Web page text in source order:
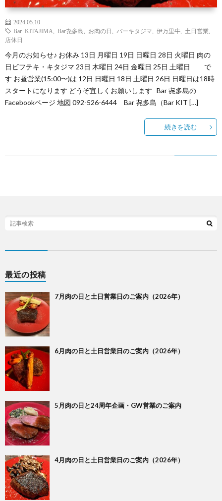
か
な
し
う
か
間
2024.05.10
Bar KITAJIMA
Bar㐂多島 お肉の日 バーキタジマ 伊万里牛 土日営業
店休日
今月のお知らせ♪ お休み 13日 月曜日 19日 日曜日 28日 火曜日 肉の
日ビフテキ・キタジマ 23日 木曜日 24日 金曜日 25日 土曜日 で
す お昼営業(15:00〜)は 12日 日曜日 18日 土曜日 26日 日曜日は18時
スタートになります どうぞ宜しくお願いします Bar 㐂多島の
Facebookページ 地図 092-526-6444 Bar 㐂多島（Bar KIT […]
続きを読む
最近の投稿
7月肉の日と土日営業日のご案内（2026年）
6月肉の日と土日営業日のご案内（2026年）
5月肉の日と24周年企画・GW営業のご案内
4月肉の日と土日営業日のご案内（2026年）